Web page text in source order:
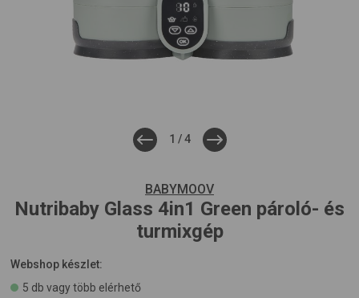
1 /4
BABYMOOV
Nutribaby Glass 4in1 Green pároló- és
turmixgép
Webshop készlet:
5 db vagy több elérhető